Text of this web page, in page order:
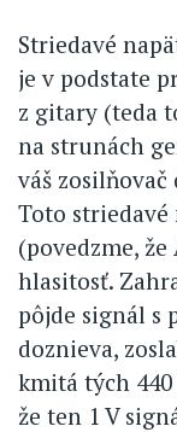
Striedavé
je v podstate
z gitary (teda
na strunách
váš
Toto
(povedzme,
hlasitosť.
pôjde signál s
doznieva,
kmitá tých
že ten 1 V